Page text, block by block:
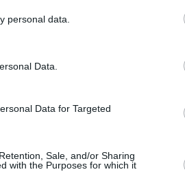
personal data.
Data.
Data for Targeted
Sale, and/or Sharing
with the Purposes for which it